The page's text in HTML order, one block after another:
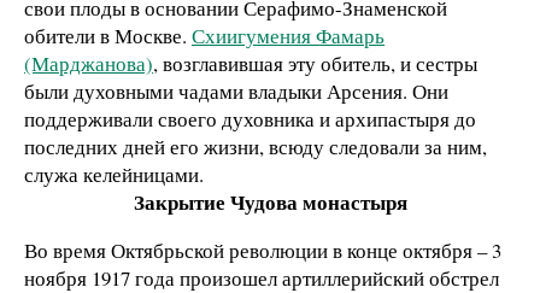
свои плоды в основании Серафимо-Знаменской
обители в Москве. Схиигумения Фамарь
(Марджанова), возглавившая эту обитель, и сестры
были духовными чадами владыки Арсения. Они
поддерживали своего духовника и архипастыря до
последних дней его жизни, всюду следовали за ним,
служа келейницами.
Закрытие Чудова монастыря
Во время Октябрьской революции в конце октября – 3
ноября 1917 года произошел артиллерийский обстрел